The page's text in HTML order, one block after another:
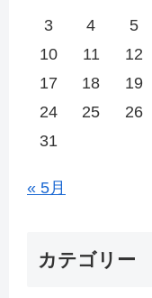
3
4 5
10
11 12
17
18 19
24
25 26
31
« 5月
カテゴリー